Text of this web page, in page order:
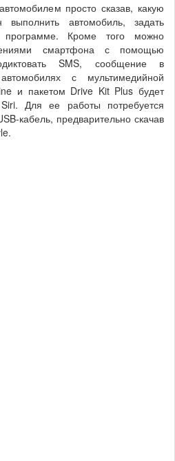
просто сказав, какую
автомобиль, задать
программе. Кроме того можно
смартфона с помощью
SMS, сообщение в
с мультимедийной
и пакетом Drive Kit Plus будет
Для ее работы потребуется
кабель, предварительно скачав